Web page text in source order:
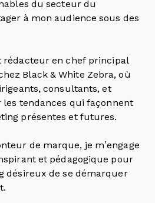
du secteur du
à mon audience sous des
rédacteur en chef principal
Black & White Zebra, où
consultants, et
les tendances qui façonnent
présentes et futures.
de marque, je m’engage
et pédagogique pour
désireux de se démarquer